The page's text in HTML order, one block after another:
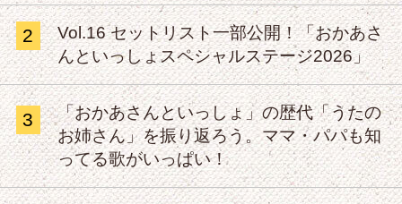
2
Vol.16 セットリスト一部公開！「おかあさ
んといっしょスペシャルステージ2026」
3
「おかあさんといっしょ」の歴代「うたの
お姉さん」を振り返ろう。ママ・パパも知
ってる歌がいっぱい！